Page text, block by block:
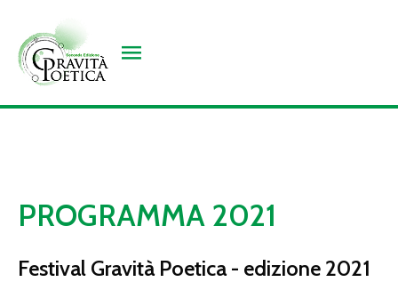
PROGRAMMA 2021
Festival Gravità Poetica - edizione 2021